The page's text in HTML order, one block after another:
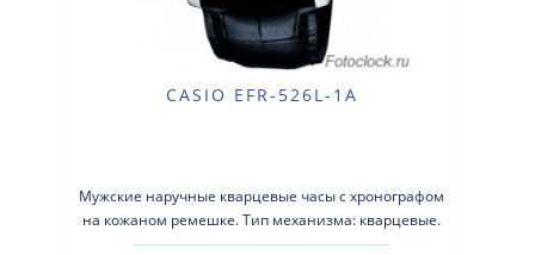
CASIO EFR-526L-1A
Мужские наручные кварцевые часы с хронографом
на кожаном ремешке. Тип механизма: кварцевые.
Корпус: нержавеющая сталь с част..